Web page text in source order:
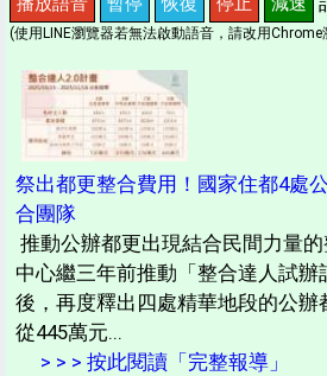
(使用LINE瀏覽器若無法啟動語音，請改用Chrome
祭出都更整合費用！國家住都4處
合團隊
推動公辦都更出現結合民間力量
中心繼三年前推動「整合達人試辦
後，再度釋出四處精華地段的公辦
從445萬元...
> > > 按此閱讀「完整報導」